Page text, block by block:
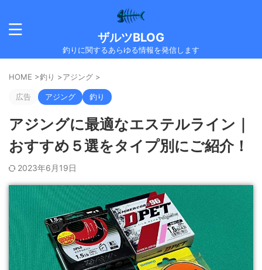
ザルツBLOG
釣りに関するあらゆる情報を発信します
HOME >釣り >アジング >
広告 アジング 釣り
アジングに最適なエステルライン｜
おすすめ５選をタイプ別にご紹介！
2023年6月19日